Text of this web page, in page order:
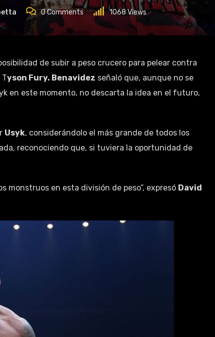
0Comments 1068Views
de subir a peso crucero para pelear contra
yson Fury. Benavidez señaló que, aunque no se
en este momento, no descarta la idea en el futuro,
Usyk, considerándolo el más grande de todos los
reconociendo que, si tuviera la oportunidad de
monstruos en esta división de peso”, expresó David